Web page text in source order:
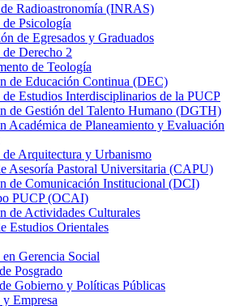
Radioastronomía (INRAS)
Psicología
de Egresados y Graduados
Derecho 2
de Teología
de Educación Continua (DEC)
de Estudios Interdisciplinarios de la PUCP
de Gestión del Talento Humano (DGTH)
Académica de Planeamiento y Evaluación
de Arquitectura y Urbanismo
Asesoría Pastoral Universitaria (CAPU)
de Comunicación Institucional (DCI)
PUCP (OCAI)
de Actividades Culturales
Estudios Orientales
Gerencia Social
Posgrado
Gobierno y Políticas Públicas
Empresa